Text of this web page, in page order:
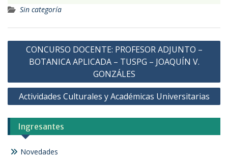
Sin categoría
CONCURSO DOCENTE: PROFESOR ADJUNTO –
BOTANICA APLICADA – TUSPG – JOAQUÍN V.
GONZÁLES
Actividades Culturales y Académicas Universitarias
Ingresantes
Novedades